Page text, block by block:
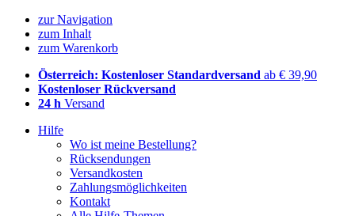
zur Navigation
zum Inhalt
zum Warenkorb
Österreich: Kostenloser Standardversand ab € 39,90
Kostenloser Rückversand
24 h Versand
Hilfe
Wo ist meine Bestellung?
Rücksendungen
Versandkosten
Zahlungsmöglichkeiten
Kontakt